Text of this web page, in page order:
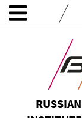
RUSSIAN LIGHTING RESEARCH